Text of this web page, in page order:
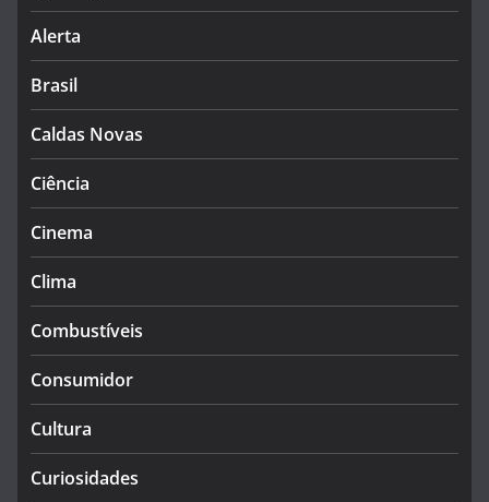
Alerta
Brasil
Caldas Novas
Ciência
Cinema
Clima
Combustíveis
Consumidor
Cultura
Curiosidades